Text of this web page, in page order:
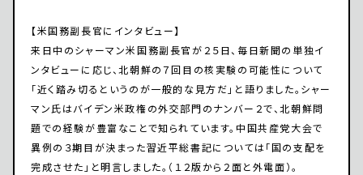
【米国務副長官にインタビュー】
来日中のシャーマン米国務副長官が２５日、毎日新聞の単独イ
ンタビューに応じ、北朝鮮の７回目の核実験の可能性について
「近く踏み切るというのが一般的な見方だ」と語りました。シャー
マン氏はバイデン米政権の外交部門のナンバー２で、北朝鮮問
題での経験が豊富なことで知られています。中国共産党大会で
異例の３期目が決まった習近平総書記については「国の支配を
完成させた」と明言しました。（１２版から２面と外電面）。